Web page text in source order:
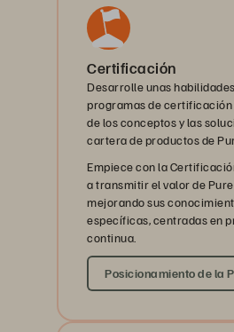
Certificación
Desarrolle unas
programas de certificación
de los conceptos y las
cartera de productos de
Empiece con la
a transmitir el valor de
mejorando sus
específicas, centradas en
continua.
Posicionamiento de la